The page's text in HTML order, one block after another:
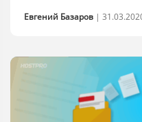
Евгений Базаров |